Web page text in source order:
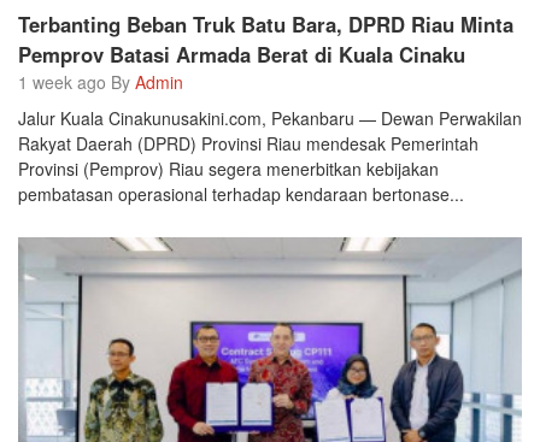
Terbanting Beban Truk Batu Bara, DPRD Riau Minta
Pemprov Batasi Armada Berat di Kuala Cinaku
1 week ago By Admin
Jalur Kuala Cinakunusakini.com, Pekanbaru — Dewan Perwakilan
Rakyat Daerah (DPRD) Provinsi Riau mendesak Pemerintah
Provinsi (Pemprov) Riau segera menerbitkan kebijakan
pembatasan operasional terhadap kendaraan bertonase...